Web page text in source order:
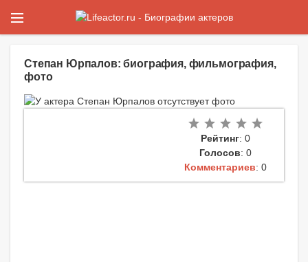
Степан Юрпалов: биография, фильмография,
фото
Рейтинг: 0
Голосов: 0
Комментариев: 0